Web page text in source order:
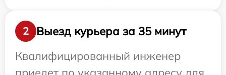
2
Выезд курьера за 35 минут
Квалифицированный инженер